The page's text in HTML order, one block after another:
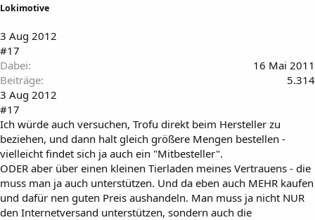
Lokimotive
3 Aug 2012
#17
Dabei
16 Mai 2011
Beiträge
5.314
3 Aug 2012
#17
Ich würde auch versuchen, Trofu direkt beim Hersteller zu
beziehen, und dann halt gleich größere Mengen bestellen -
vielleicht findet sich ja auch ein "Mitbesteller".
ODER aber über einen kleinen Tierladen meines Vertrauens - die
muss man ja auch unterstützen. Und da eben auch MEHR kaufen
und dafür nen guten Preis aushandeln. Man muss ja nicht NUR
den Internetversand unterstützen, sondern auch die